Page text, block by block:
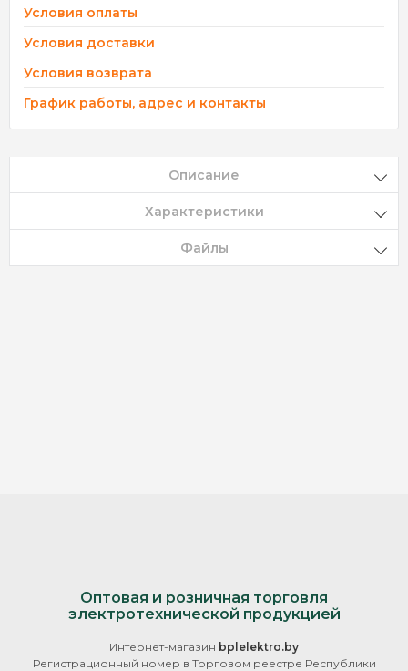
Условия оплаты
Условия доставки
Условия возврата
График работы, адрес и контакты
Описание
Характеристики
Файлы
Оптовая и розничная торговля
электротехнической продукцией
Интернет-магазин bplelektro.by
Регистрационный номер в Торговом реестре Республики